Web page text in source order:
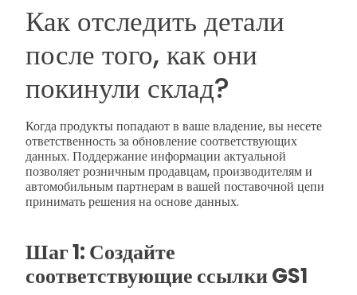
Как отследить детали
после того, как они
покинули склад?
Когда продукты попадают в ваше владение, вы несете
ответственность за обновление соответствующих
данных. Поддержание информации актуальной
позволяет розничным продавцам, производителям и
автомобильным партнерам в вашей поставочной цепи
принимать решения на основе данных.
Шаг 1: Создайте
соответствующие ссылки GS1